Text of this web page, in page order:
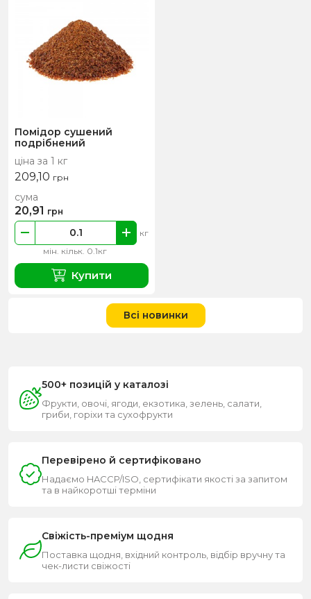
Помідор сушений
подрібнений
ціна за 1 кг
209,10 грн
мін. кільк. 0.1кг
кг
сума
20,91 грн
Купити
Всі новинки
500+ позицій у каталозі
Фрукти, овочі, ягоди, екзотика, зелень, салати,
гриби, горіхи та сухофрукти
Перевірено й сертифіковано
Надаємо HACCP/ISO, сертифікати якості за запитом
та в найкоротші терміни
Свіжість-преміум щодня
Поставка щодня, вхідний контроль, відбір вручну та
чек-листи свіжості